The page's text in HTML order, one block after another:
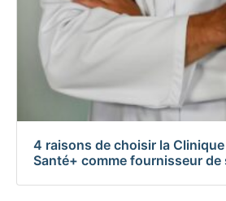
4 raisons de choisir la
Santé+ comme fournisseur